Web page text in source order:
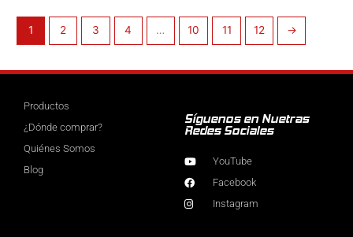
1 2 3 4 … 10 11 12 →
Productos
¿Dónde comprar?
Quiénes Somos
Blog
Síguenos en Nuetras
Redes Sociales
YouTube
Facebook
Instagram